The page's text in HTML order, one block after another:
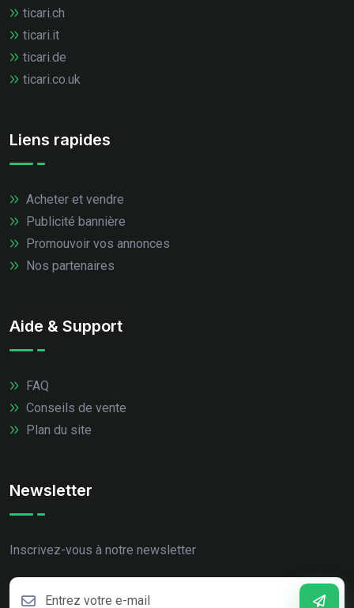
ticari.ch
ticari.it
ticari.de
ticari.co.uk
Liens rapides
Acheter et vendre
Publicité bannière
Promouvoir vos annonces
Nos partenaires
Aide & Support
FAQ
Conseils de vente
Plan du site
Newsletter
Inscrivez-vous à notre newsletter